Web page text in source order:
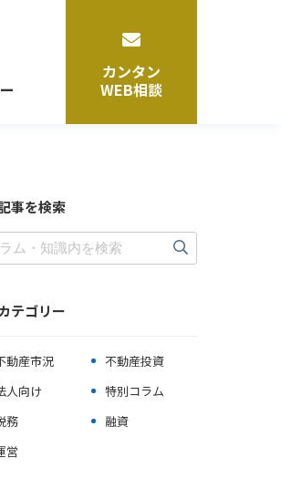
・管理
事業
カンタン
WEB相談
事を検索
テゴリー
動産市況
不動産投資
人向け
特別コラム
務
融資
営